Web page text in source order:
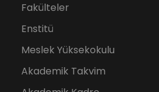
Fakülteler
Enstitü
Meslek Yüksekokulu
Akademik Takvim